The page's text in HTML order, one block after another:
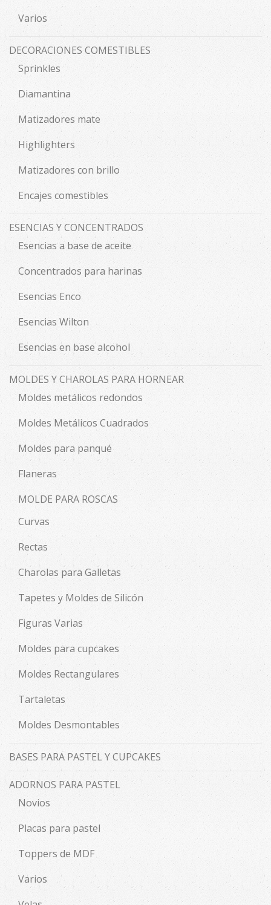
Varios
DECORACIONES COMESTIBLES
Sprinkles
Diamantina
Matizadores mate
Highlighters
Matizadores con brillo
Encajes comestibles
ESENCIAS Y CONCENTRADOS
Esencias a base de aceite
Concentrados para harinas
Esencias Enco
Esencias Wilton
Esencias en base alcohol
MOLDES Y CHAROLAS PARA HORNEAR
Moldes metálicos redondos
Moldes Metálicos Cuadrados
Moldes para panqué
Flaneras
MOLDE PARA ROSCAS
Curvas
Rectas
Charolas para Galletas
Tapetes y Moldes de Silicón
Figuras Varias
Moldes para cupcakes
Moldes Rectangulares
Tartaletas
Moldes Desmontables
BASES PARA PASTEL Y CUPCAKES
ADORNOS PARA PASTEL
Novios
Placas para pastel
Toppers de MDF
Varios